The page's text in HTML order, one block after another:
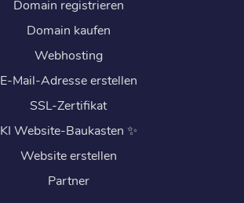
Domain registrieren
Domain kaufen
Webhosting
E-Mail-Adresse erstellen
SSL-Zertifikat
KI Website-Baukasten ✨
Website erstellen
Partner